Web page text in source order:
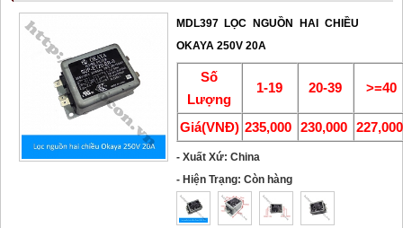
MDL397 LỌC NGUỒN HAI CHIỀU
OKAYA 250V 20A
Số
Lượng
1-19 20-39 >=40
Giá(VNĐ) 235,000 230,000
- Xuất Xứ: China
- Hiện Trạng: Còn hàng